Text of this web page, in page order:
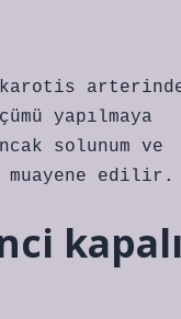
karotis
yapılmaya
solunum ve
muayene edilir.
kapalı